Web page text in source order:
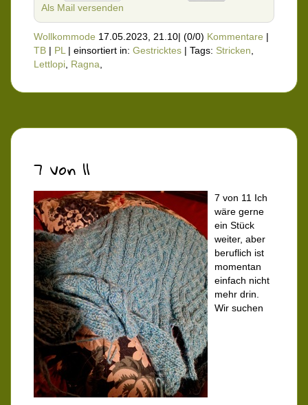
Als Mail versenden
Wollkommode 17.05.2023, 21.10| (0/0) Kommentare |
TB | PL| einsortiert in: Gestricktes | Tags: Stricken,
Lettlopi, Ragna,
7 von 11
7 von 11 Ich
wäre gerne
ein Stück
weiter, aber
beruflich ist
momentan
einfach nicht
mehr drin.
Wir suchen